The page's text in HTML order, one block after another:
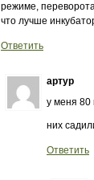
режиме,
что лучше
Ответить
артур
у меня 80
них
Ответить